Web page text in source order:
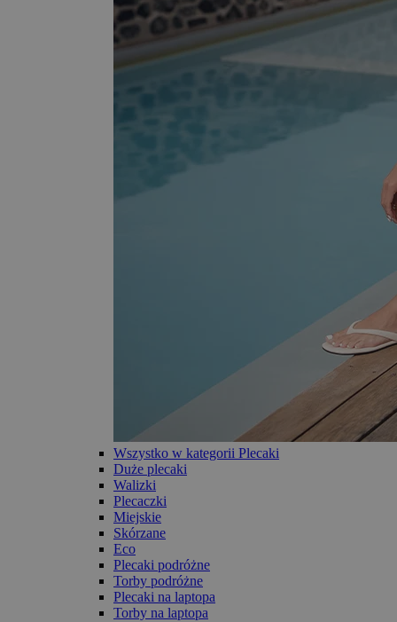
Wszystko w kategorii Plecaki
Duże plecaki
Walizki
Plecaczki
Miejskie
Skórzane
Eco
Plecaki podróżne
Torby podróżne
Plecaki na laptopa
Torby na laptopa